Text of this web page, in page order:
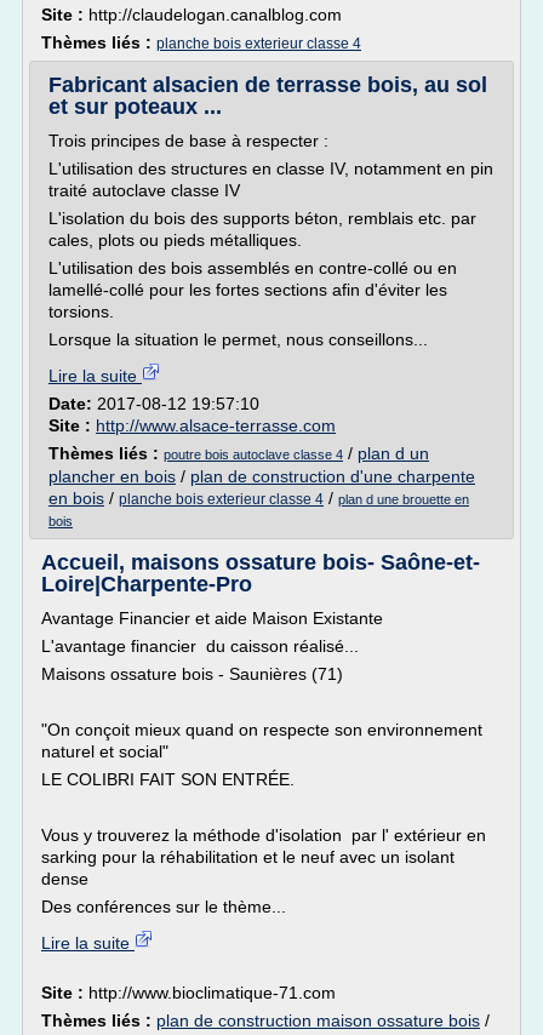
Site : http://claudelogan.canalblog.com
Thèmes liés : planche bois exterieur classe 4
Fabricant alsacien de terrasse bois, au sol
et sur poteaux ...
Trois principes de base à respecter :
L'utilisation des structures en classe IV, notamment en pin
traité autoclave classe IV
L'isolation du bois des supports béton, remblais etc. par
cales, plots ou pieds métalliques.
L'utilisation des bois assemblés en contre-collé ou en
lamellé-collé pour les fortes sections afin d'éviter les
torsions.
Lorsque la situation le permet, nous conseillons...
Lire la suite
Date: 2017-08-12 19:57:10
Site : http://www.alsace-terrasse.com
Thèmes liés : poutre bois autoclave classe 4 / plan d un
plancher en bois / plan de construction d'une charpente
en bois / planche bois exterieur classe 4 / plan d une brouette en
bois
Accueil, maisons ossature bois- Saône-et-
Loire|Charpente-Pro
Avantage Financier et aide Maison Existante
L'avantage financier du caisson réalisé...
Maisons ossature bois - Saunières (71)
"On conçoit mieux quand on respecte son environnement
naturel et social"
LE COLIBRI FAIT SON ENTRÉE.
Vous y trouverez la méthode d'isolation par l' extérieur en
sarking pour la réhabilitation et le neuf avec un isolant
dense
Des conférences sur le thème...
Lire la suite
Site : http://www.bioclimatique-71.com
Thèmes liés : plan de construction maison ossature bois /